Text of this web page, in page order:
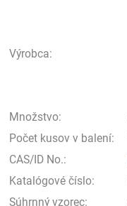
Výrobca:
Množstvo:
Počet kusov v balení:
CAS/ID No.:
Katalógové číslo:
Súhrnný vzorec: